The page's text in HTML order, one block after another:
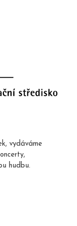
vydáváme
hudbu.